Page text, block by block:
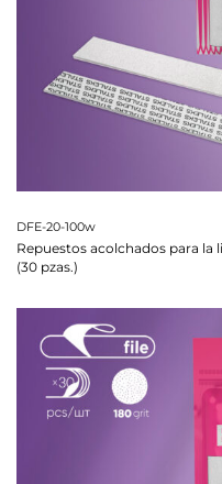
DFE-20-100w
Repuestos acolchados para la
(30 pzas.)